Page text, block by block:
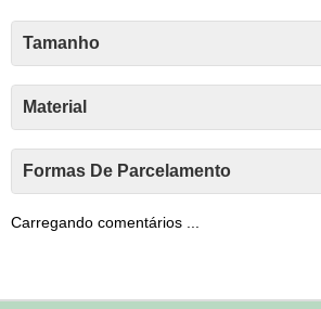
Tamanho
Material
Formas De Parcelamento
Carregando comentários ...